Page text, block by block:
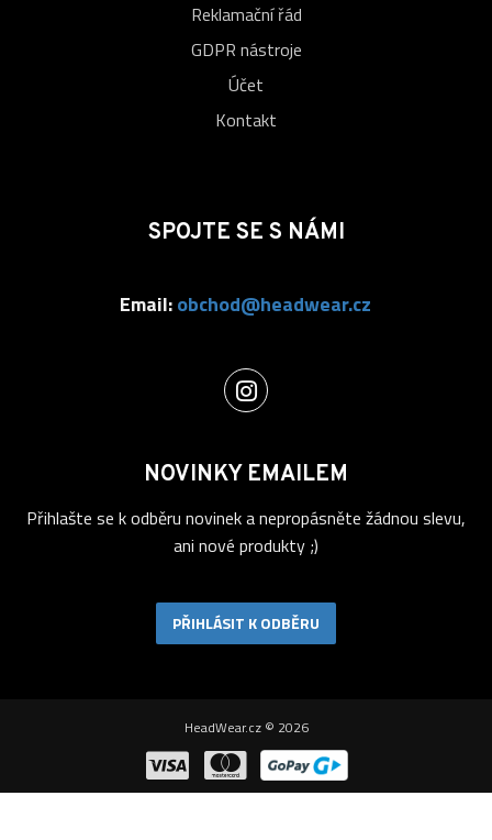
Reklamační řád
GDPR nástroje
Účet
Kontakt
SPOJTE SE S NÁMI
Email:obchod@headwear.cz
NOVINKY EMAILEM
Přihlašte se k odběru novinek a nepropásněte žádnou slevu,
ani nové produkty ;)
PŘIHLÁSIT K ODBĚRU
HeadWear.cz © 2026